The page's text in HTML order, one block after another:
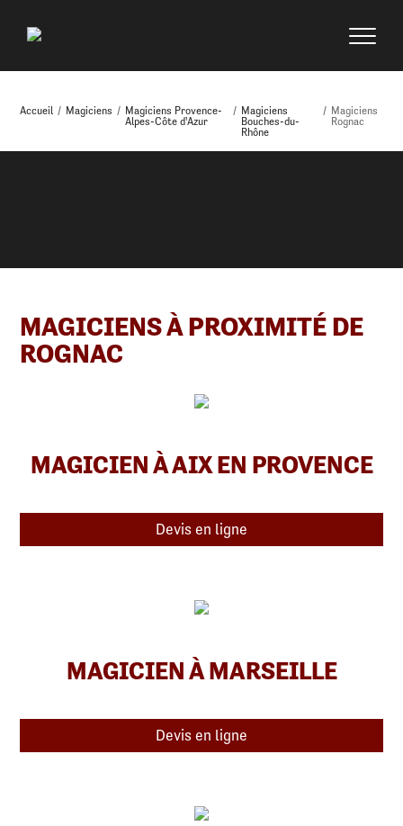
Accueil / Magiciens / Magiciens Provence-
Alpes-Côte d'Azur
/ Magiciens
Bouches-du-
Rhône
/ Magiciens
Rognac
MAGICIENS À PROXIMITÉ DE
ROGNAC
MAGICIEN À AIX EN PROVENCE
Devis en ligne
MAGICIEN À MARSEILLE
Devis en ligne